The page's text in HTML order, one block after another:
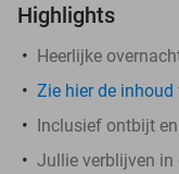
Highlights
Heerlijke
Zie hier de
Inclusief ontbijt
Jullie verblijven in